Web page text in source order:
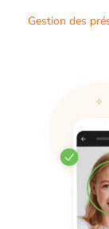
Gestion des